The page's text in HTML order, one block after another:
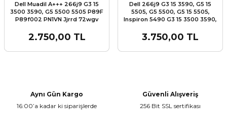
Dell Muadil A+++ 266j9 G3 15
3500 3590, G5 5500 5505 P89F
P89f002 PN1VN Jjrrd 72wgv
P116g, P116g001 G3 15 3590, G5 15
5505, G5 5500, G5 15 5505,
Inspiron 5490 Batarya Pil
2.750,00 TL
Dell 266j9 G3 15 3590, G5 15
5505, G5 5500, G5 15 5505,
Inspiron 5490 G3 15 3500 3590,
PN1VN Jjrrd 72wgv M4GWP Jjrrd
Mv07r W5w19 P116g, P116g001
Batarya Dell Pil
3.750,00 TL
Aynı Gün Kargo
16:00’a kadar ki siparişlerde
Güvenli Alışveriş
256 Bit SSL sertifikası